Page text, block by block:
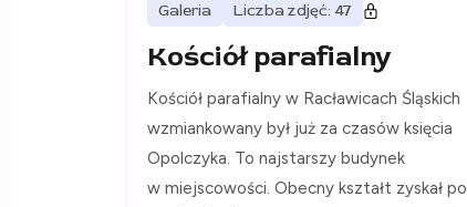
Galeria Liczba zdjęć: 47
Kościół parafialny
Kościół parafialny w Racławicach Śląskich
wzmiankowany był już za czasów księcia
Opolczyka. To najstarszy budynek
w miejscowości. Obecny kształt zyskał po